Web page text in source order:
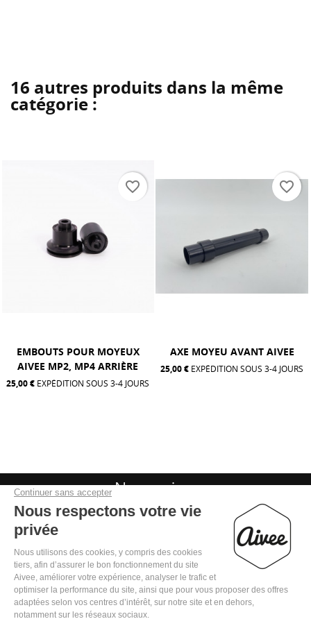
16 autres produits dans la même
catégorie :
EMBOUTS POUR MOYEUX
AIVEE MP2, MP4 ARRIÈRE
25,00 € EXPÉDITION SOUS 3-4 JOURS
favorite_border
AXE MOYEU AVANT AIVEE
25,00 € EXPÉDITION SOUS 3-4 JOURS
favorite_border
Mentions légales
Politique de confidentialité
Conditions Générales de Vente